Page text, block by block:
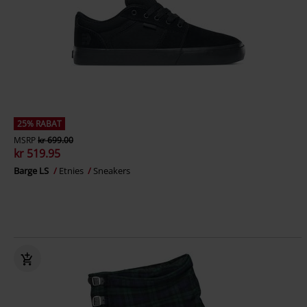
25% RABAT
MSRPkr 699.00
kr 519.95
Barge LS Etnies Sneakers